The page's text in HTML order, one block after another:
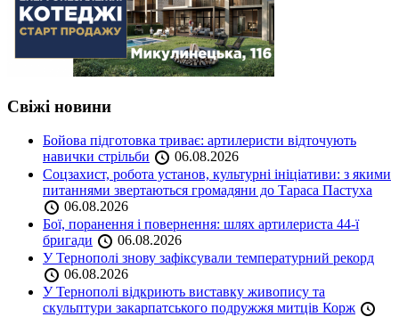
Свіжі новини
Бойова підготовка триває: артилеристи відточують
навички стрільби
06.08.2026
Соцзахист, робота установ, культурні ініціативи: з якими
питаннями звертаються громадяни до Тараса Пастуха
06.08.2026
Бої, поранення і повернення: шлях артилериста 44-ї
бригади
06.08.2026
У Тернополі знову зафіксували температурний рекорд
06.08.2026
У Тернополі відкриють виставку живопису та
скульптури закарпатського подружжя митців Корж